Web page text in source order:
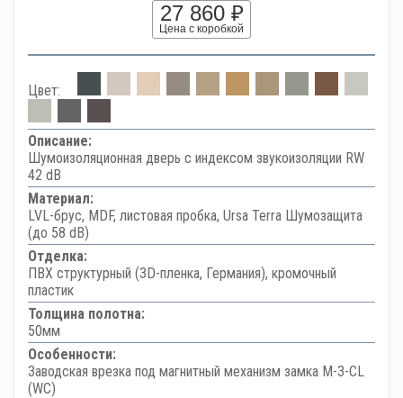
27 860 ₽
Цена с коробкой
Цвет:
Описание:
Шумоизоляционная дверь с индексом звукоизоляции RW
42 dB
Материал:
LVL-брус, MDF, листовая пробка, Ursa Terra Шумозащита
(до 58 dB)
Отделка:
ПВХ структурный (3D-пленка, Германия), кромочный
пластик
Толщина полотна:
50мм
Особенности:
Заводская врезка под магнитный механизм замка M-3-CL
(WC)